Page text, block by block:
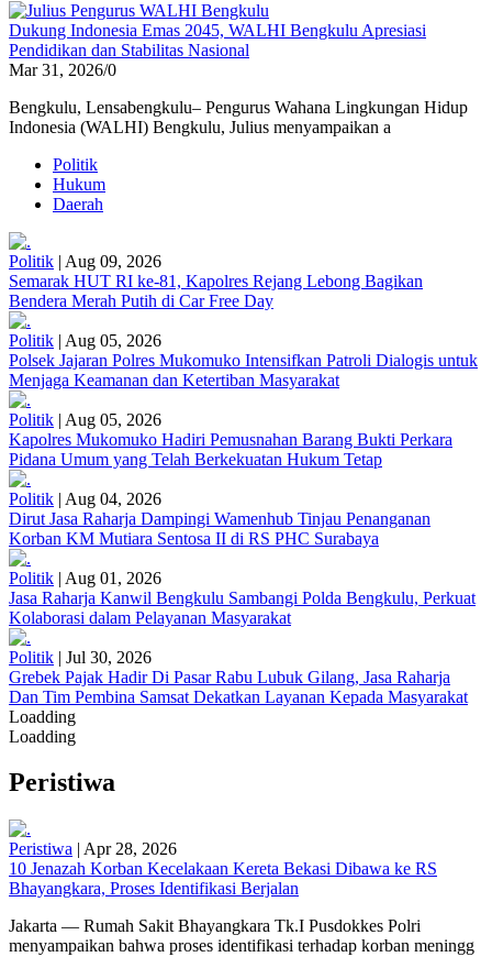
Dukung Indonesia Emas 2045, WALHI Bengkulu Apresiasi
Pendidikan dan Stabilitas Nasional
Mar 31, 2026/0
Bengkulu, Lensabengkulu– Pengurus Wahana Lingkungan Hidup
Indonesia (WALHI) Bengkulu, Julius menyampaikan a
Politik
Hukum
Daerah
Politik | Aug 09, 2026
Semarak HUT RI ke-81, Kapolres Rejang Lebong Bagikan
Bendera Merah Putih di Car Free Day
Politik | Aug 05, 2026
Polsek Jajaran Polres Mukomuko Intensifkan Patroli Dialogis untuk
Menjaga Keamanan dan Ketertiban Masyarakat
Politik | Aug 05, 2026
Kapolres Mukomuko Hadiri Pemusnahan Barang Bukti Perkara
Pidana Umum yang Telah Berkekuatan Hukum Tetap
Politik | Aug 04, 2026
Dirut Jasa Raharja Dampingi Wamenhub Tinjau Penanganan
Korban KM Mutiara Sentosa II di RS PHC Surabaya
Politik | Aug 01, 2026
Jasa Raharja Kanwil Bengkulu Sambangi Polda Bengkulu, Perkuat
Kolaborasi dalam Pelayanan Masyarakat
Politik | Jul 30, 2026
Grebek Pajak Hadir Di Pasar Rabu Lubuk Gilang, Jasa Raharja
Dan Tim Pembina Samsat Dekatkan Layanan Kepada Masyarakat
Loadding
Loadding
Peristiwa
Peristiwa | Apr 28, 2026
10 Jenazah Korban Kecelakaan Kereta Bekasi Dibawa ke RS
Bhayangkara, Proses Identifikasi Berjalan
Jakarta — Rumah Sakit Bhayangkara Tk.I Pusdokkes Polri
menyampaikan bahwa proses identifikasi terhadap korban meningg